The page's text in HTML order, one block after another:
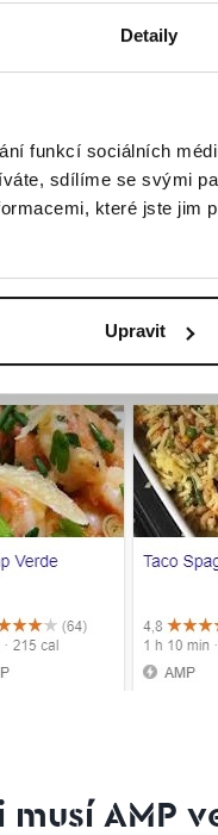
Detaily
funkcí sociálních
sdílíme se svými
které jste jim
Upravit
blesku
objevit v
musí AMP